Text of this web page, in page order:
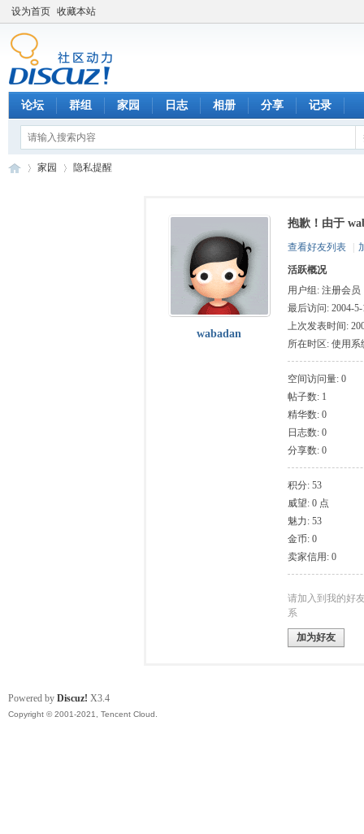
设为首页 收藏本站
论坛 群组 家园 日志 相册 分享 记录
家园 隐私提醒
wabadan
抱歉！由于
查看好友列表
活跃概况
用户组: 注册会员
最后访问: 2004-5-
上次发表时间:
所在时区: 使用系
空间访问量: 0
帖子数: 1
精华数: 0
日志数: 0
分享数: 0
积分: 53
威望: 0 点
魅力: 53
金币: 0
卖家信用: 0
请加入到我的好
系
加为好友
Powered by Discuz! X3.4
Copyright © 2001-2021, Tencent Cloud.